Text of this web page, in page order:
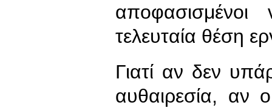
τελευταία θέση
Γιατί αν δεν
αυθαιρεσία, αν